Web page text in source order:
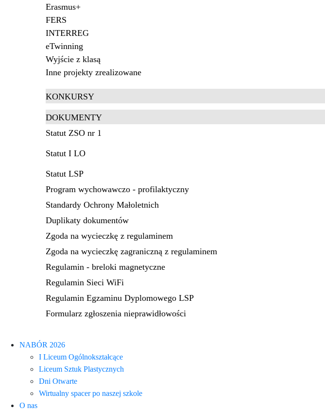
Erasmus+
FERS
INTERREG
eTwinning
Wyjście z klasą
Inne projekty zrealizowane
KONKURSY
DOKUMENTY
Statut ZSO nr 1
Statut I LO
Statut LSP
Program wychowawczo - profilaktyczny
Standardy Ochrony Małoletnich
Duplikaty dokumentów
Zgoda na wycieczkę z regulaminem
Zgoda na wycieczkę zagraniczną z regulaminem
Regulamin - breloki magnetyczne
Regulamin Sieci WiFi
Regulamin Egzaminu Dyplomowego LSP
Formularz zgłoszenia nieprawidłowości
NABÓR 2026
I Liceum Ogólnokształcące
Liceum Sztuk Plastycznych
Dni Otwarte
Wirtualny spacer po naszej szkole
O nas